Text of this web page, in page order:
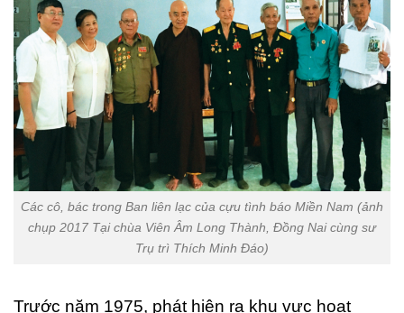
Các cô, bác trong Ban liên lạc của cựu tình báo Miền Nam (ảnh
chụp 2017 Tại chùa Viên Âm Long Thành, Đồng Nai cùng sư
Trụ trì Thích Minh Đáo)
Trước năm 1975, phát hiện ra khu vực hoạt